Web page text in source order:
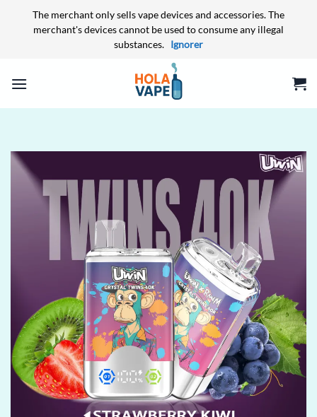
The merchant only sells vape devices and accessories. The
merchant's devices cannot be used to consume any illegal
substances. Ignorer